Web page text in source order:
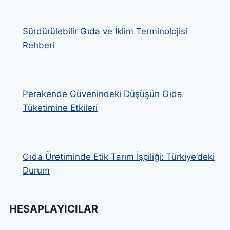
Sürdürülebilir Gıda ve İklim Terminolojisi
Rehberi
Perakende Güvenindeki Düşüşün Gıda
Tüketimine Etkileri
Gıda Üretiminde Etik Tarım İşçiliği: Türkiye’deki
Durum
HESAPLAYICILAR